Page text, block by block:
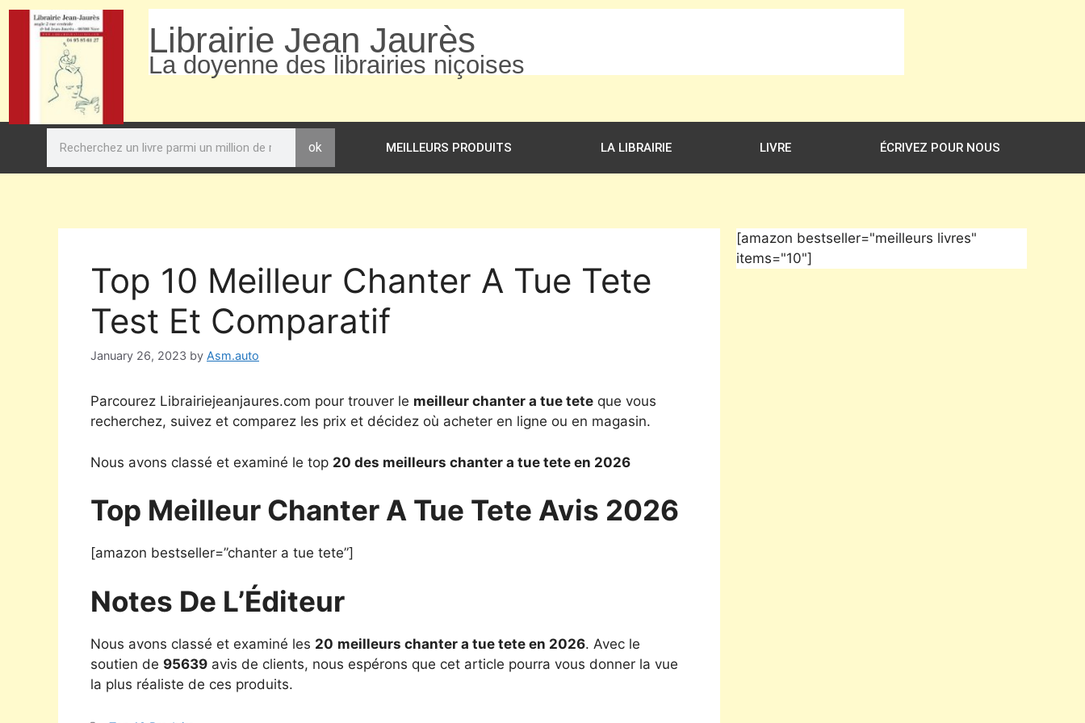
Librairie Jean Jaurès
La doyenne des librairies niçoises
ok MEILLEURS PRODUITS LA LIBRAIRIE LIVRE ÉCRIVEZ POUR NOUS
Top 10 Meilleur Chanter A Tue Tete
Test Et Comparatif
January 26, 2023 by Asm.auto
Parcourez Librairiejeanjaures.com pour trouver le meilleur chanter a tue tete que vous
recherchez, suivez et comparez les prix et décidez où acheter en ligne ou en magasin.
Nous avons classé et examiné le top 20 des meilleurs chanter a tue tete en 2026
Top Meilleur Chanter A Tue Tete Avis 2026
[amazon bestseller=”chanter a tue tete”]
Notes De L’Éditeur
Nous avons classé et examiné les 20 meilleurs chanter a tue tete en 2026. Avec le
soutien de 95639 avis de clients, nous espérons que cet article pourra vous donner la vue
la plus réaliste de ces produits.
[amazon bestseller="meilleurs livres"
items="10"]